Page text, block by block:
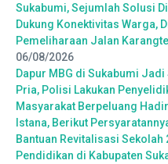
Sukabumi, Sejumlah Solusi
Dukung Konektivitas Warga,
Pemeliharaan Jalan
06/08/2026
Dapur MBG di Sukabumi
Pria, Polisi Lakukan
Masyarakat Berpeluang
Istana, Berikut
Bantuan Revitalisasi Sekolah
Pendidikan di Kabupaten